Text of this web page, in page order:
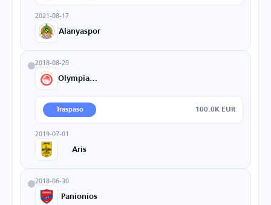
2021-08-17
Alanyaspor
2018-08-29
Traspaso 100.0K EUR
2019-07-01
Aris
2018-06-30
Panionios